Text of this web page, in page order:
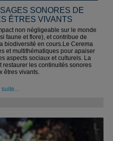
SONORES DE
ÊTRES VIVANTS
non négligeable sur le monde
faune et flore), et contribue de
biodiversité en cours.Le Cerema
et multithématiques pour apaiser
aspects sociaux et culturels. La
restaurer les continuités sonores
êtres vivants.
suite...